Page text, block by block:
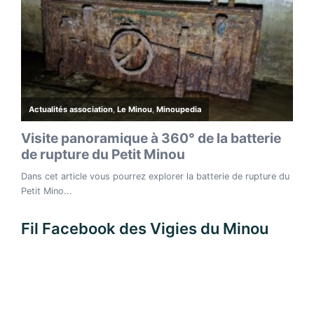
Fil Facebook des Vigies du Minou